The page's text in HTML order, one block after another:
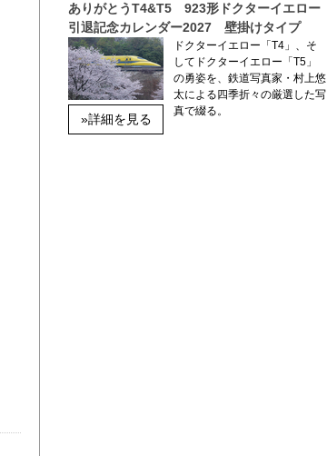
ありがとうT4&T5 923形ドクターイエロー
引退記念カレンダー2027 壁掛けタイプ
»詳細を見る
ドクターイエロー「T4」、そ
してドクターイエロー「T5」
の勇姿を、鉄道写真家・村上悠
太による四季折々の厳選した写
真で綴る。